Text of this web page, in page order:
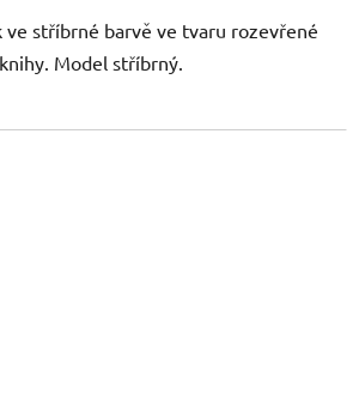
ve stříbrné barvě ve tvaru rozevřené
knihy. Model stříbrný.